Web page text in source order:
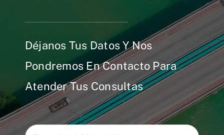
Déjanos Tus Datos Y Nos
Pondremos En Contacto Para
Atender Tus Consultas